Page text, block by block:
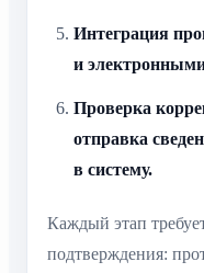
Интеграция
и
Проверка
отправка
в систему.
Каждый этап
подтверждения: